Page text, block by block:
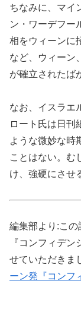
ちなみに、マイ
ン・ワーデフー
相をウィーンに
など、ウィーン
が確立されたば
なお、イスラエ
ロート氏は日刊
ような微妙な時
ことはない。む
け、強硬にさせ
編集部より:こ
『コンフィデ
せていただきま
ーン発『コンフ